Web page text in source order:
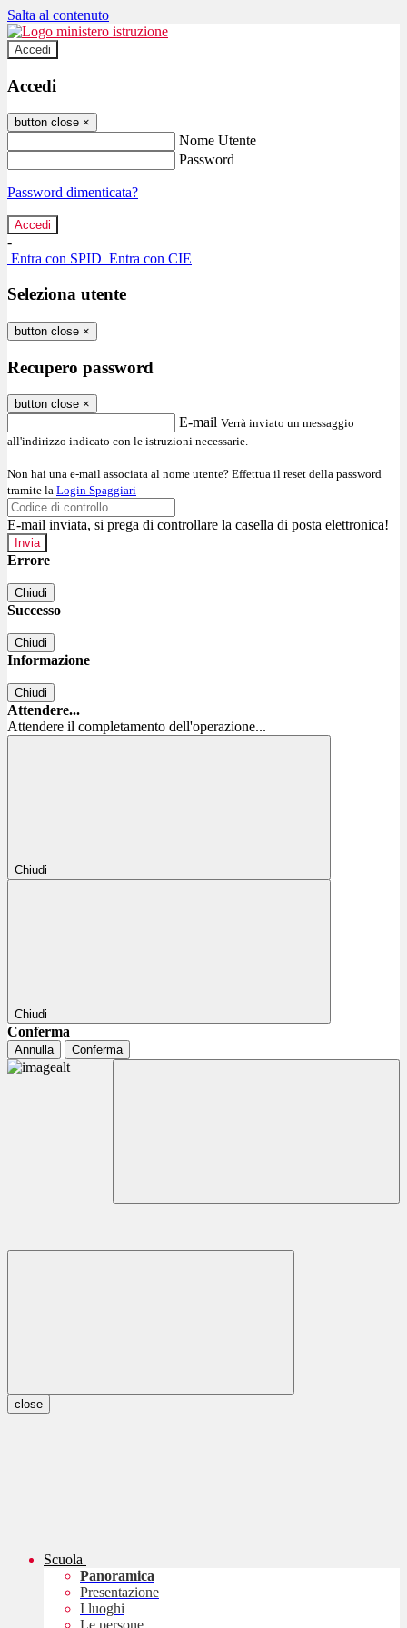
Salta al contenuto
Accedi
Accedi
button close ×
Nome Utente
Password
Password dimenticata?
-
Entra con SPID Entra con CIE
Seleziona utente
button close ×
Recupero password
button close ×
E-mail Verrà inviato un messaggio
all'indirizzo indicato con le istruzioni necessarie.
Non hai una e-mail associata al nome utente? Effettua il reset della password
tramite la Login Spaggiari
E-mail inviata, si prega di controllare la casella di posta elettronica!
Errore
Chiudi
Successo
Chiudi
Informazione
Chiudi
Attendere...
Attendere il completamento dell'operazione...
Chiudi
Chiudi
Conferma
Annulla Conferma
close
Scuola
Panoramica
Presentazione
I luoghi